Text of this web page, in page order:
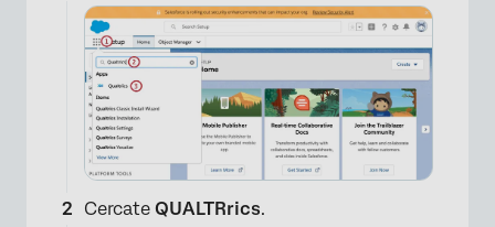
Cercate QUALTRrics.